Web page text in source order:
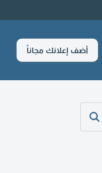
أضف إعلانك مجاناً